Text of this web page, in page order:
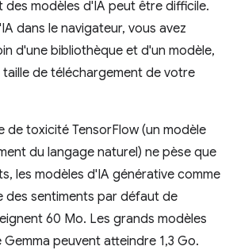
des modèles d'IA peut être difficile.
dans le navigateur, vous avez
d'une bibliothèque et d'un modèle,
de téléchargement de votre
de toxicité TensorFlow (un modèle
du langage naturel) ne pèse que
les modèles d'IA générative comme
des sentiments par défaut de
60 Mo. Les grands modèles
peuvent atteindre 1,3 Go.